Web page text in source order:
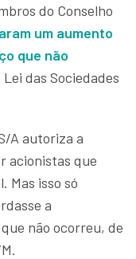
do Conselho
um aumento
que não
Lei das Sociedades
A autoriza a
acionistas que
Mas isso só
a
não ocorreu, de